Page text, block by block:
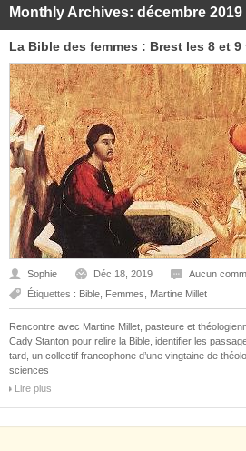
Monthly Archives: décembre 2019
La Bible des femmes : Brest les 8 et 9
Sophie Déc 18, 2019
Aucun
Étiquettes : Bible Femmes Martine Millet
Rencontre avec Martine Millet, pasteure et
Cady Stanton pour relire la Bible, identifier les
tard, un collectif francophone d’une vingtaine de
sciences
Lire plus